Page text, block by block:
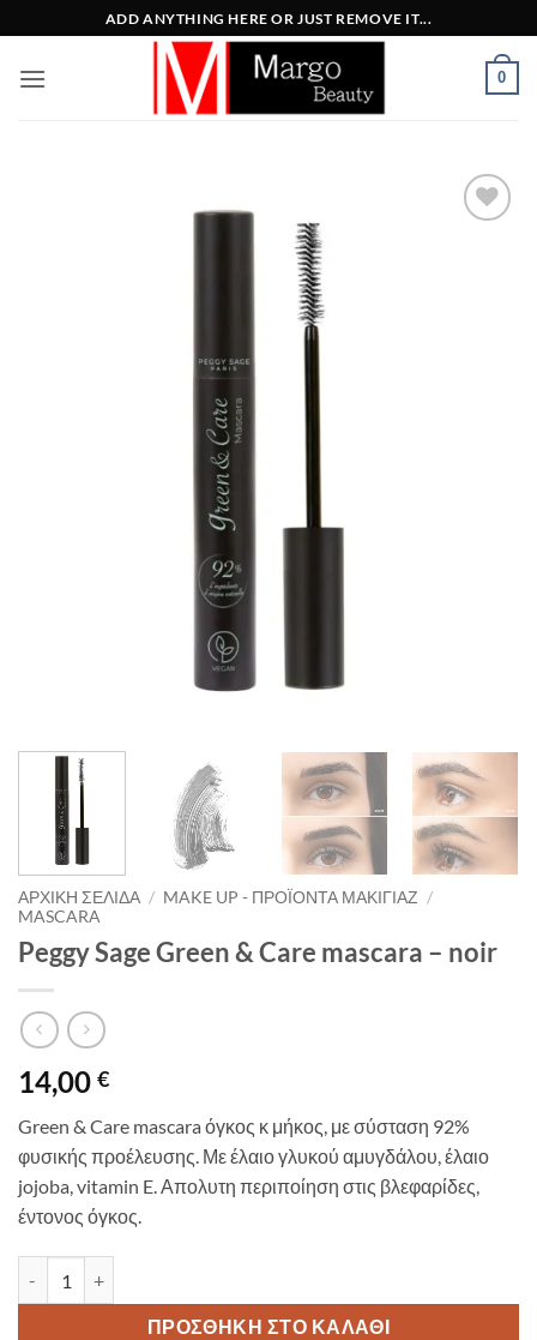
στο
περιεχόμενο
ADD ANYTHING HERE OR JUST REMOVE IT...
0
ΑΡΧΙΚΉ ΣΕΛΊΔΑ / MAKE UP - ΠΡΟΪΌΝΤΑ ΜΑΚΙΓΙΆΖ /
MASCARA
Peggy Sage Green & Care mascara – noir
14,00 €
Green & Care mascara όγκος κ μήκος, με σύσταση 92%
φυσικής προέλευσης. Με έλαιο γλυκού αμυγδάλου, έλαιο
jojoba, vitamin E. Απολυτη περιποίηση στις βλεφαρίδες,
έντονος όγκος.
ΠΡΟΣΘΉΚΗ ΣΤΟ ΚΑΛΆΘΙ